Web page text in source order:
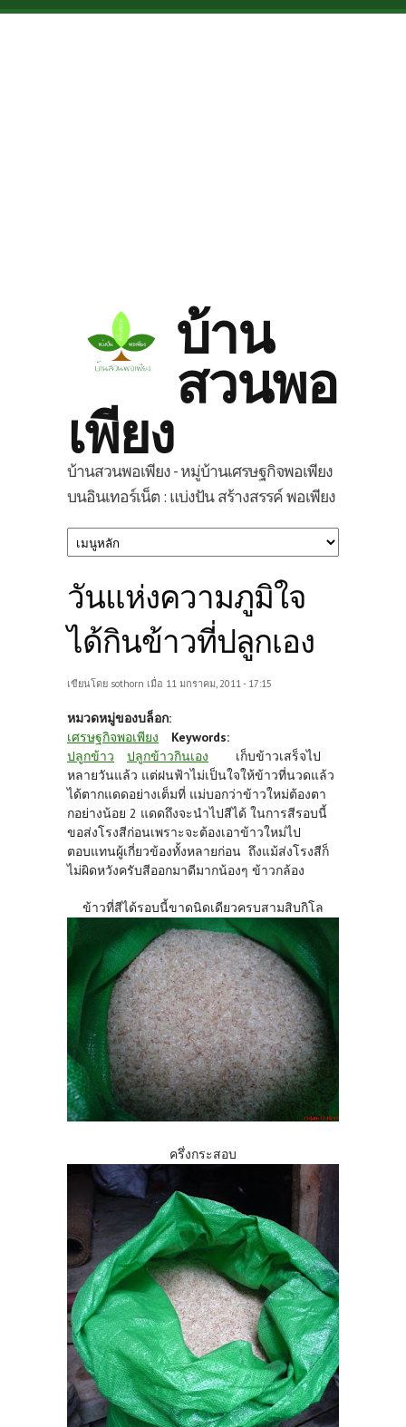
Skip to main content
บ้าน
สวนพอ
เพียง
บ้านสวนพอเพียง - หมู่บ้านเศรษฐกิจพอเพียง
บนอินเทอร์เน็ต : แบ่งปัน สร้างสรรค์ พอเพียง
วันแห่งความภูมิใจ
ได้กินข้าวที่ปลูกเอง
เขียนโดย sothorn เมื่อ 11 มกราคม, 2011 - 17:15
หมวดหมู่ของบล็อก:
เศรษฐกิจพอเพียง
Keywords:
ปลูกข้าว
ปลูกข้าวกินเอง
เก็บข้าวเสร็จไป
หลายวันแล้ว แต่ฝนฟ้าไม่เป็นใจให้ข้าวที่นวดแล้ว
ได้ตากแดดอย่างเต็มที่ แม่บอกว่าข้าวใหม่ต้องตา
กอย่างน้อย 2 แดดถึงจะนำไปสีได้ ในการสีรอบนี้
ขอส่งโรงสีก่อนเพราะจะต้องเอาข้าวใหม่ไป
ตอบแทนผู้เกี่ยวข้องทั้งหลายก่อน ถึงแม้ส่งโรงสีก็
ไม่ผิดหวังครับสีออกมาดีมากน้องๆ ข้าวกล้อง
ข้าวที่สีได้รอบนี้ขาดนิดเดียวครบสามสิบกิโล
ครึ่งกระสอบ